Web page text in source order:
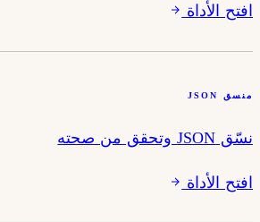
افتح الأداة
منسق JSON
نسّق JSON وتحقق من صحته
افتح الأداة